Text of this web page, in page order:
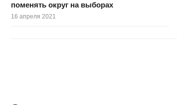
поменять округ на выборах
16 апреля 2021